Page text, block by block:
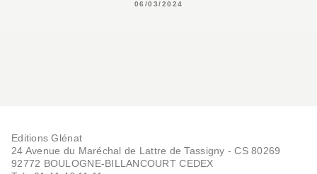
06/03/2024
Editions Glénat
24 Avenue du Maréchal de Lattre de Tassigny - CS 80269
92772 BOULOGNE-BILLANCOURT CEDEX